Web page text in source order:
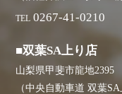
TEL 0267-41-0210
■双葉SA上り店
山梨県甲斐市龍地2395
（中央自動車道 双葉